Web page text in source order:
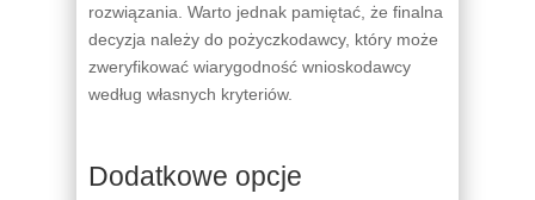
rozwiązania. Warto jednak pamiętać, że finalna
decyzja należy do pożyczkodawcy, który może
zweryfikować wiarygodność wnioskodawcy
według własnych kryteriów.
Dodatkowe opcje